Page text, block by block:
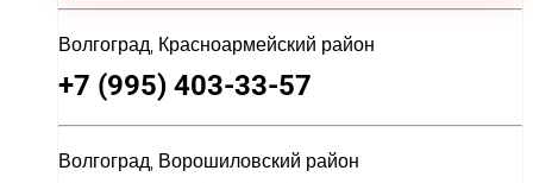
Волгоград, Красноармейский район
+7 (995) 403-33-57
Волгоград, Ворошиловский район